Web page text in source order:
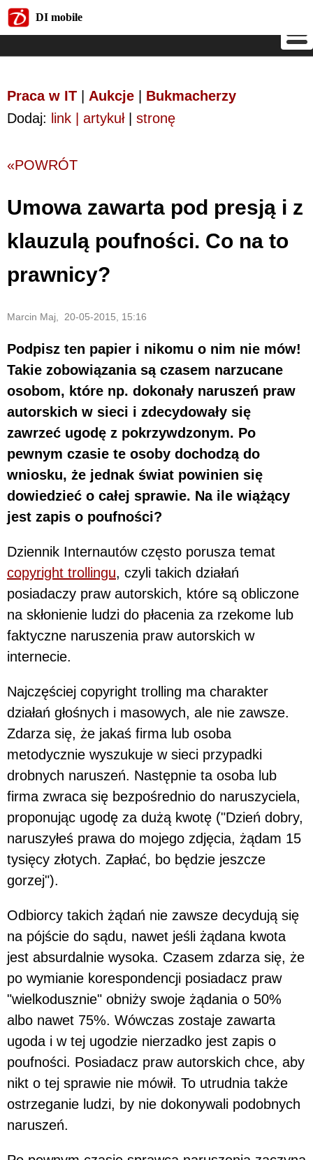
DI mobile
Praca w IT Aukcje
Bukmacherzy
Dodaj: link | artykuł| stronę
«POWRÓT
Umowa zawarta pod presją i z
klauzulą poufności. Co na to
prawnicy?
Marcin Maj, 20-05-2015, 15:16
Podpisz ten papier i nikomu o nim nie mów!
Takie zobowiązania są czasem narzucane
osobom, które np. dokonały naruszeń praw
autorskich w sieci i zdecydowały się
zawrzeć ugodę z pokrzywdzonym. Po
pewnym czasie te osoby dochodzą do
wniosku, że jednak świat powinien się
dowiedzieć o całej sprawie. Na ile wiążący
jest zapis o poufności?
Dziennik Internautów często porusza temat
copyright trollingu, czyli takich działań
posiadaczy praw autorskich, które są obliczone
na skłonienie ludzi do płacenia za rzekome lub
faktyczne naruszenia praw autorskich w
internecie.
Najczęściej copyright trolling ma charakter
działań głośnych i masowych, ale nie zawsze.
Zdarza się, że jakaś firma lub osoba
metodycznie wyszukuje w sieci przypadki
drobnych naruszeń. Następnie ta osoba lub
firma zwraca się bezpośrednio do naruszyciela,
proponując ugodę za dużą kwotę ("Dzień dobry,
naruszyłeś prawa do mojego zdjęcia, żądam 15
tysięcy złotych. Zapłać, bo będzie jeszcze
gorzej").
Odbiorcy takich żądań nie zawsze decydują się
na pójście do sądu, nawet jeśli żądana kwota
jest absurdalnie wysoka. Czasem zdarza się, że
po wymianie korespondencji posiadacz praw
"wielkodusznie" obniży swoje żądania o 50%
albo nawet 75%. Wówczas zostaje zawarta
ugoda i w tej ugodzie nierzadko jest zapis o
poufności. Posiadacz praw autorskich chce, aby
nikt o tej sprawie nie mówił. To utrudnia także
ostrzeganie ludzi, by nie dokonywali podobnych
naruszeń.
DI mobile